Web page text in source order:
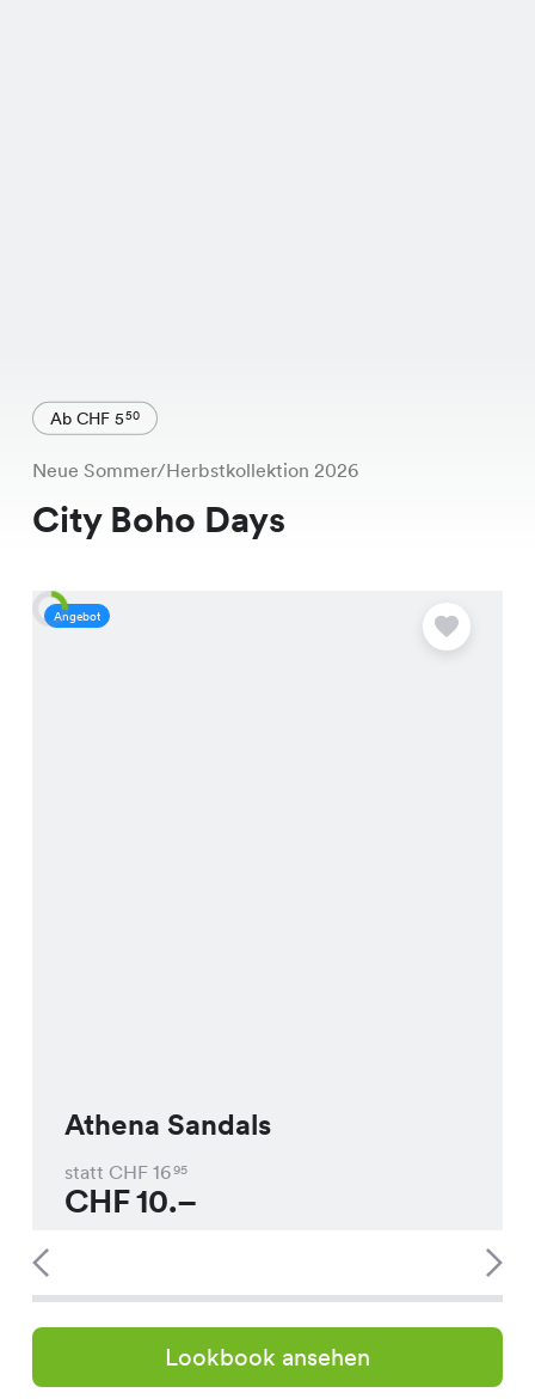
Ab CHF 550
Neue Sommer/Herbstkollektion 2026
City Boho Days
Angebot
Athena Sandals
statt CHF 1695
CHF10.–
Lookbook ansehen